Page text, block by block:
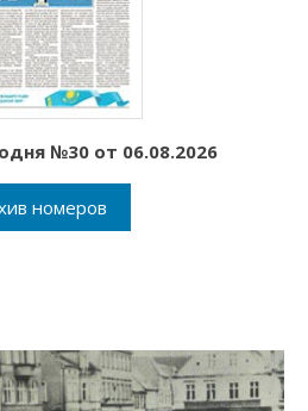
№30 от 06.08.2026
номеров